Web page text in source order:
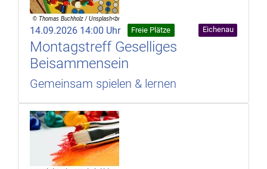
14.09.2026 14:00 Uhr Freie Plätze Eichenau
Montagstreff Geselliges
Beisammensein
Gemeinsam spielen & lernen